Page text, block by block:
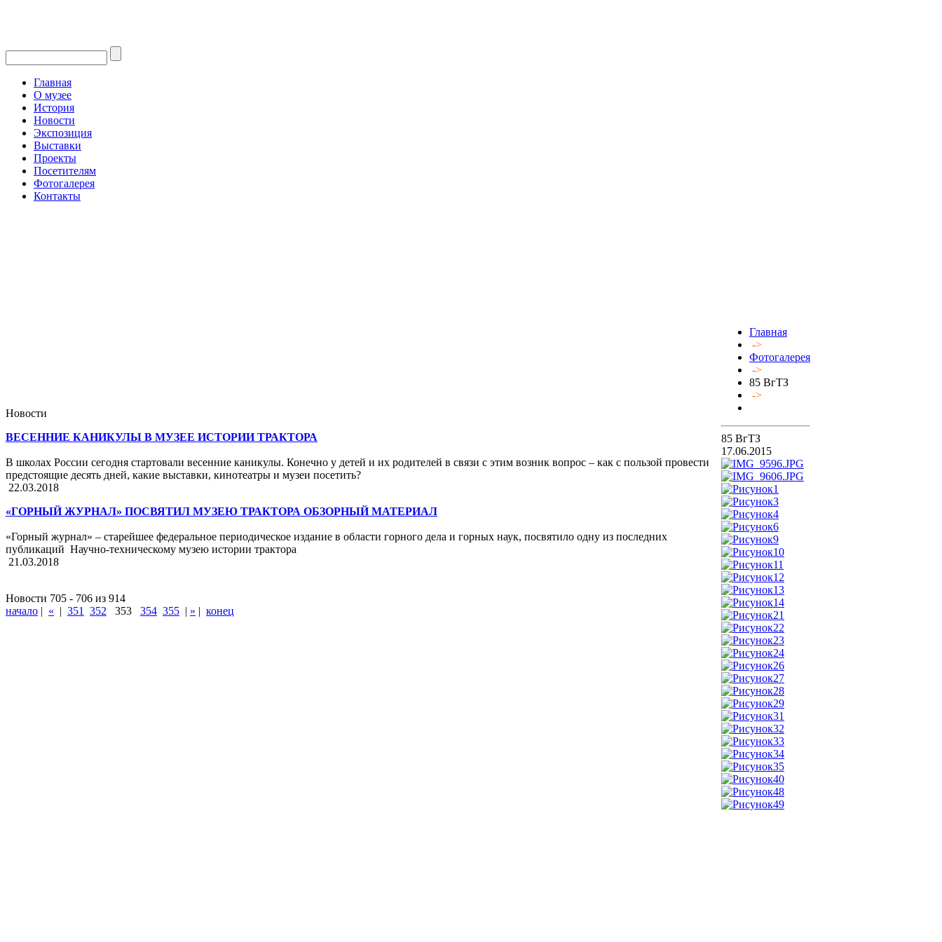
Главная
О музее
История
Новости
Экспозиция
Выставки
Проекты
Посетителям
Фотогалерея
Контакты
Новости
ВЕСЕННИЕ КАНИКУЛЫ В МУЗЕЕ ИСТОРИИ ТРАКТОРА
В школах России сегодня стартовали весенние каникулы. Конечно у детей и их родителей в связи с этим возник вопрос – как с пользой провести
предстоящие десять дней, какие выставки, кинотеатры и музеи посетить?
22.03.2018
«ГОРНЫЙ ЖУРНАЛ» ПОСВЯТИЛ МУЗЕЮ ТРАКТОРА ОБЗОРНЫЙ МАТЕРИАЛ
«Горный журнал» – старейшее федеральное периодическое издание в области горного дела и горных наук, посвятило одну из последних
публикаций Научно-техническому музею истории трактора
21.03.2018
Новости 705 - 706 из 914
начало | « | 351 352 353 354 355 | » | конец
Главная
->
Фотогалерея
->
85 ВгТЗ
->
85 ВгТЗ
17.06.2015